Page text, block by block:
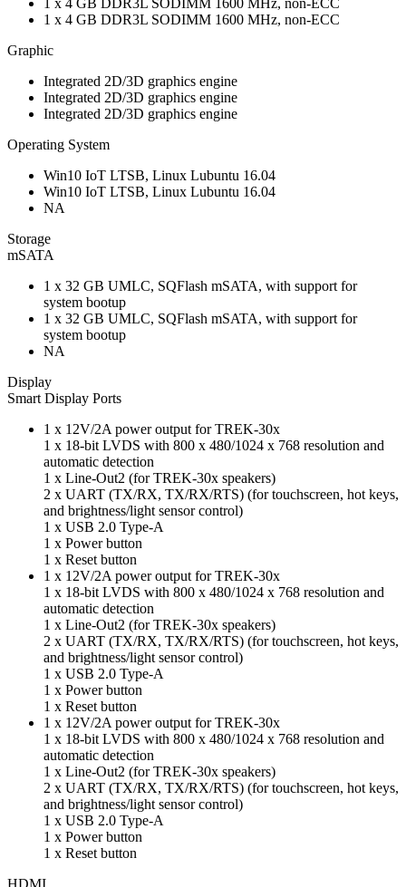
1 x 4 GB DDR3L SODIMM 1600 MHz, non-ECC
1 x 4 GB DDR3L SODIMM 1600 MHz, non-ECC
Graphic
Integrated 2D/3D graphics engine
Integrated 2D/3D graphics engine
Integrated 2D/3D graphics engine
Operating System
Win10 IoT LTSB, Linux Lubuntu 16.04
Win10 IoT LTSB, Linux Lubuntu 16.04
NA
Storage
mSATA
1 x 32 GB UMLC, SQFlash mSATA, with support for
system bootup
1 x 32 GB UMLC, SQFlash mSATA, with support for
system bootup
NA
Display
Smart Display Ports
1 x 12V/2A power output for TREK-30x
1 x 18-bit LVDS with 800 x 480/1024 x 768 resolution and
automatic detection
1 x Line-Out2 (for TREK-30x speakers)
2 x UART (TX/RX, TX/RX/RTS) (for touchscreen, hot keys,
and brightness/light sensor control)
1 x USB 2.0 Type-A
1 x Power button
1 x Reset button
1 x 12V/2A power output for TREK-30x
1 x 18-bit LVDS with 800 x 480/1024 x 768 resolution and
automatic detection
1 x Line-Out2 (for TREK-30x speakers)
2 x UART (TX/RX, TX/RX/RTS) (for touchscreen, hot keys,
and brightness/light sensor control)
1 x USB 2.0 Type-A
1 x Power button
1 x Reset button
1 x 12V/2A power output for TREK-30x
1 x 18-bit LVDS with 800 x 480/1024 x 768 resolution and
automatic detection
1 x Line-Out2 (for TREK-30x speakers)
2 x UART (TX/RX, TX/RX/RTS) (for touchscreen, hot keys,
and brightness/light sensor control)
1 x USB 2.0 Type-A
1 x Power button
1 x Reset button
HDMI